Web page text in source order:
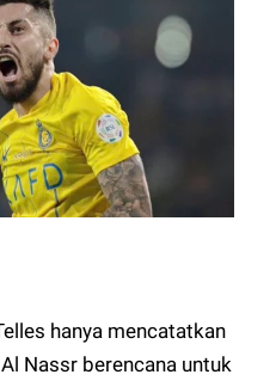
hanya mencatatkan
Nassr berencana untuk